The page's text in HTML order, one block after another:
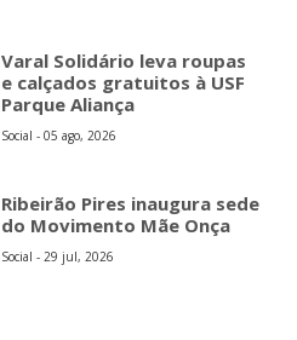
Varal Solidário leva roupas
e calçados gratuitos à USF
Parque Aliança
Social - 05 ago, 2026
Ribeirão Pires inaugura sede
do Movimento Mãe Onça
Social - 29 jul, 2026